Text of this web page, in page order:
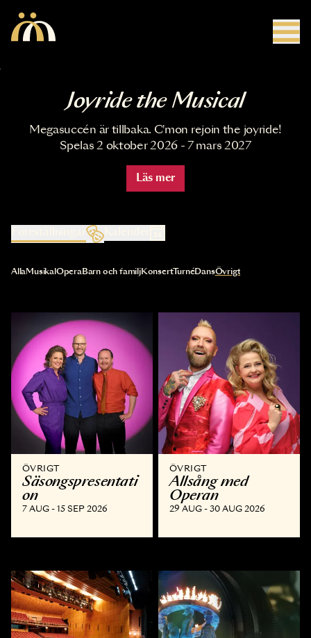
Joyride the Musical
Megasuccén är tillbaka. C'mon rejoin the joyride!
Spelas 2 oktober 2026 - 7 mars 2027
Läs mer
Kalender
Val av kategori uppdaterar innehållet automatiskt
AllaMusikal OperaBarn och familjKonsertTurnéDansÖvrigt
ÖVRIGT
Säsongspresentati
on
7 AUG - 15 SEP 2026
ÖVRIGT
Allsång med
Operan
29 AUG - 30 AUG 2026